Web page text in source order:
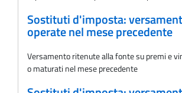
Sostituti d'imposta:
operate nel mese precedente
Versamento ritenute alla fonte su premi e
o maturati nel mese precedente